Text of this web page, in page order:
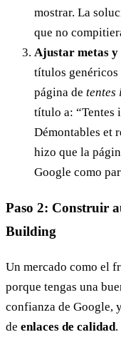
mostrar. La
que no
Ajustar metas
títulos genéricos
página de tentes
título a: “Tentes
Démontables et
hizo que la
Google como
Paso 2: Construir
Building
Un mercado como el
porque tengas una
confianza de Google,
de enlaces de calidad.